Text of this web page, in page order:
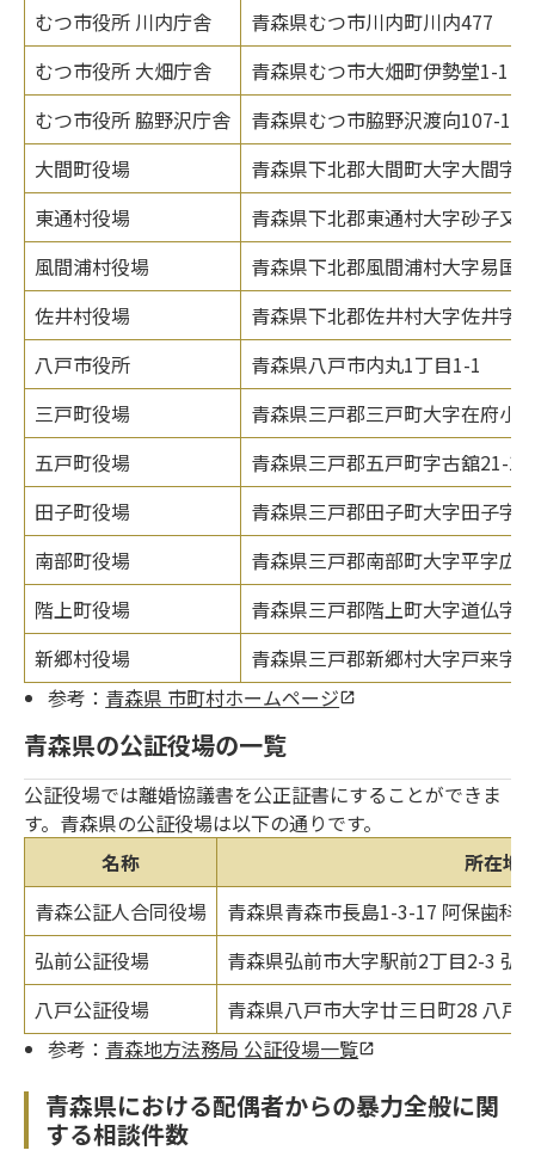
むつ市役所 川内庁舎
青森県むつ市川内町川内477
むつ市役所 大畑庁舎
青森県むつ市大畑町伊勢堂1-1
むつ市役所 脇野沢庁舎
青森県むつ市脇野沢渡向107-1
大間町役場
青森県下北郡大間町大字大間字
東通村役場
青森県下北郡東通村大字砂子又
風間浦村役場
青森県下北郡風間浦村大字易国
佐井村役場
青森県下北郡佐井村大字佐井字
八戸市役所
青森県八戸市内丸1丁目1-1
三戸町役場
青森県三戸郡三戸町大字在府小
五戸町役場
青森県三戸郡五戸町字古舘21-1
田子町役場
青森県三戸郡田子町大字田子字
南部町役場
青森県三戸郡南部町大字平字広
階上町役場
青森県三戸郡階上町大字道仏字
新郷村役場
青森県三戸郡新郷村大字戸来字
参考： 青森県 市町村ホームページ
青森県の公証役場の一覧
公証役場では離婚協議書を公正証書にすることができま
す。青森県の公証役場は以下の通りです。
名称
所在地
青森公証人合同役場
青森県青森市長島1-3-17 阿保歯科
弘前公証役場
青森県弘前市大字駅前2丁目2-3 弘
八戸公証役場
青森県八戸市大字廿三日町28 八戸
参考： 青森地方法務局 公証役場一覧
青森県における配偶者からの暴力全般に関
する相談件数